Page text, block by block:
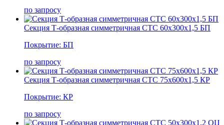
по запросу
Секция Т-образная симметричная СТС 60х300х1,5 БП
Покрытие: БП
по запросу
Секция Т-образная симметричная СТС 75х600х1,5 КР
Покрытие: КР
по запросу